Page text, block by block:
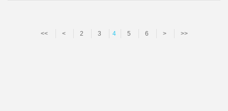
<< < 2 3 4 5 6 > >>